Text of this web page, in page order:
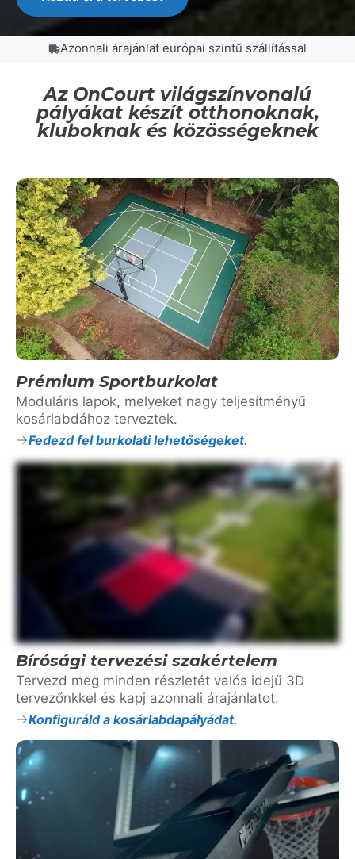
Azonnali árajánlat európai szintű szállítással
Az OnCourt világszínvonalú
pályákat készít otthonoknak,
kluboknak és közösségeknek
Prémium Sportburkolat
Moduláris lapok, melyeket nagy teljesítményű
kosárlabdához terveztek.
Fedezd fel burkolati lehetőségeket.
Bírósági tervezési szakértelem
Tervezd meg minden részletét valós idejű 3D
tervezőnkkel és kapj azonnali árajánlatot.
Konfiguráld a kosárlabdapályádat.